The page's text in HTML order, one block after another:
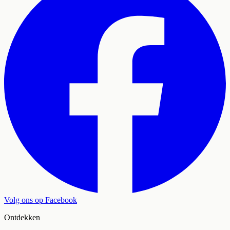
Volg ons op Facebook
Ontdekken